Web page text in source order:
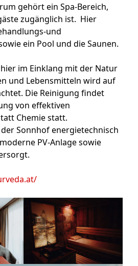
gehört ein Spa-Bereich,
zugänglich ist. Hier
und
ein Pool und die Saunen.
im Einklang mit der Natur
und Lebensmitteln wird auf
Die Reinigung findet
von effektiven
Chemie statt.
Sonnhof energietechnisch
PV-Anlage sowie